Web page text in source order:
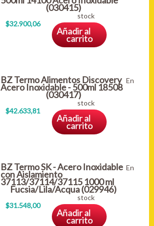
(030415)
$32.900,06
stock
Añadir al
carrito
BZ Termo Alimentos Discovery
Acero Inoxidable - 500ml 18508
(030417)
$42.633,81
En
stock
Añadir al
carrito
BZ Termo SK - Acero Inoxidable
con Aislamiento
37113/37114/37115 1000 ml
Fucsia/Lila/Acqua (029946)
$31.548,00
En
stock
Añadir al
carrito